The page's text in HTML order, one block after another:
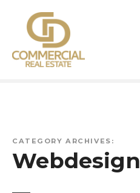
CATEGORY ARCHIVES:
Webdesign